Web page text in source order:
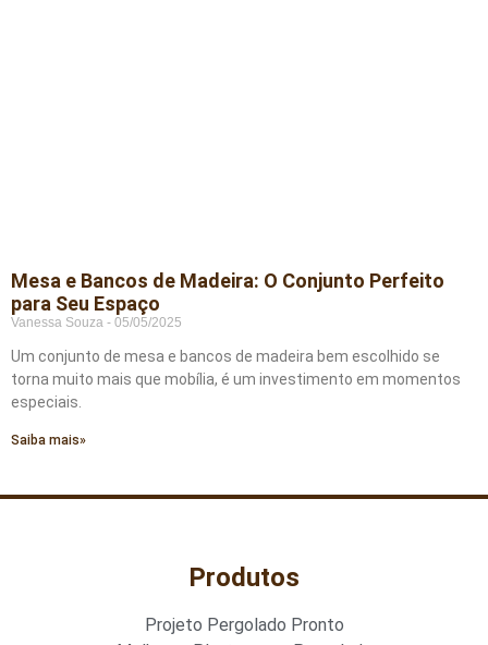
Mesa e Bancos de Madeira: O Conjunto Perfeito
para Seu Espaço
Vanessa Souza 05/05/2025
Um conjunto de mesa e bancos de madeira bem escolhido se
torna muito mais que mobília, é um investimento em momentos
especiais.
Saiba mais»
Produtos
Projeto Pergolado Pronto